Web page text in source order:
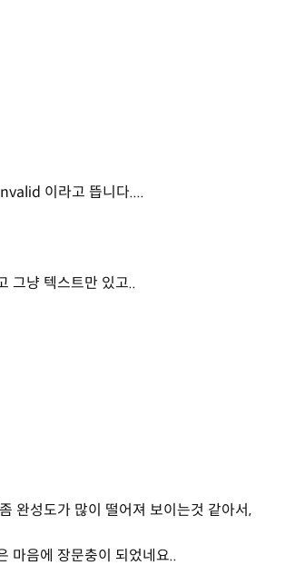
이라고 뜹니다....
그냥 텍스트만 있고..
완성도가 많이 떨어져 보이는것 같아서,
마음에 장문충이 되었네요..